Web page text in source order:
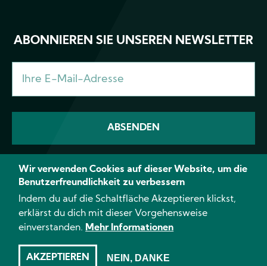
ABONNIEREN SIE UNSEREN NEWSLETTER
Facebook
Instagram
YouTube
TikTok
© 2026 CANNA - Alle Rechte vorbehalten
Impressum
Cookie-Erklärung
Wir verwenden Cookies auf dieser Website, um die
Benutzerfreundlichkeit zu verbessern
Indem du auf die Schaltfläche Akzeptieren klickst,
erklärst du dich mit dieser Vorgehensweise
einverstanden. Mehr Informationen
AKZEPTIEREN NEIN, DANKE